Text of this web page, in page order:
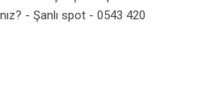
- Şanlı spot - 0543 420